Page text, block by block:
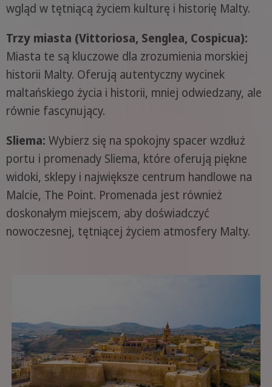
wgląd w tętniącą życiem kulturę i historię Malty.
Trzy miasta (Vittoriosa, Senglea, Cospicua):
Miasta te są kluczowe dla zrozumienia morskiej
historii Malty. Oferują autentyczny wycinek
maltańskiego życia i historii, mniej odwiedzany, ale
równie fascynujący.
Sliema: Wybierz się na spokojny spacer wzdłuż
portu i promenady Sliema, które oferują piękne
widoki, sklepy i największe centrum handlowe na
Malcie, The Point. Promenada jest również
doskonałym miejscem, aby doświadczyć
nowoczesnej, tętniącej życiem atmosfery Malty.